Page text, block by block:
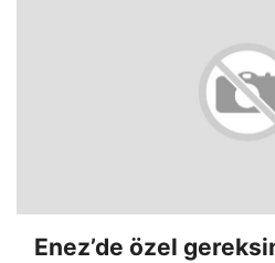
Enez’de özel